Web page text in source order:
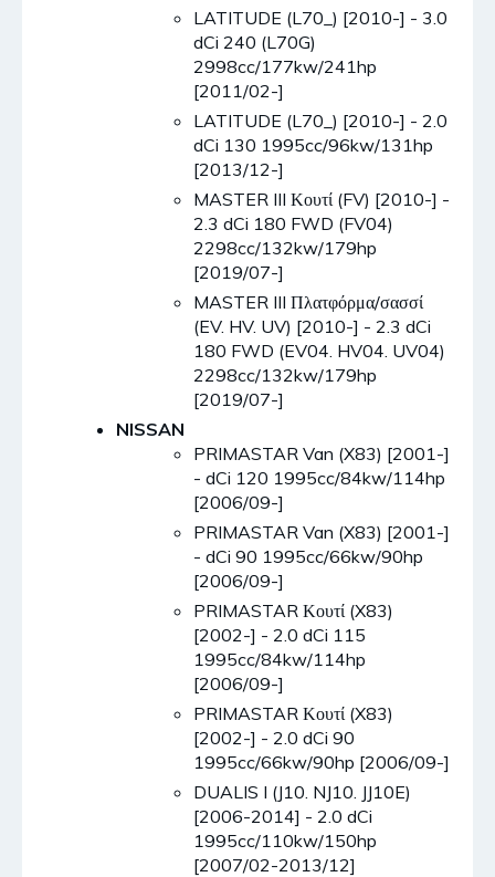
LATITUDE (L70_) [2010-] - 3.0
dCi 240 (L70G)
2998cc/177kw/241hp
[2011/02-]
LATITUDE (L70_) [2010-] - 2.0
dCi 130 1995cc/96kw/131hp
[2013/12-]
MASTER III Κουτί (FV) [2010-] -
2.3 dCi 180 FWD (FV04)
2298cc/132kw/179hp
[2019/07-]
MASTER III Πλατφόρμα/σασσί
(EV. HV. UV) [2010-] - 2.3 dCi
180 FWD (EV04. HV04. UV04)
2298cc/132kw/179hp
[2019/07-]
NISSAN
PRIMASTAR Van (X83) [2001-]
- dCi 120 1995cc/84kw/114hp
[2006/09-]
PRIMASTAR Van (X83) [2001-]
- dCi 90 1995cc/66kw/90hp
[2006/09-]
PRIMASTAR Κουτί (X83)
[2002-] - 2.0 dCi 115
1995cc/84kw/114hp
[2006/09-]
PRIMASTAR Κουτί (X83)
[2002-] - 2.0 dCi 90
1995cc/66kw/90hp [2006/09-]
DUALIS I (J10. NJ10. JJ10E)
[2006-2014] - 2.0 dCi
1995cc/110kw/150hp
[2007/02-2013/12]